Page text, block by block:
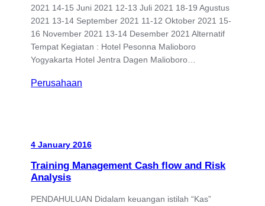
2021 14-15 Juni 2021 12-13 Juli 2021 18-19 Agustus
2021 13-14 September 2021 11-12 Oktober 2021 15-
16 November 2021 13-14 Desember 2021 Alternatif
Tempat Kegiatan : Hotel Pesonna Malioboro
Yogyakarta Hotel Jentra Dagen Malioboro…
Perusahaan
4 January 2016
Training Management Cash flow and Risk
Analysis
PENDAHULUAN Didalam keuangan istilah “Kas”